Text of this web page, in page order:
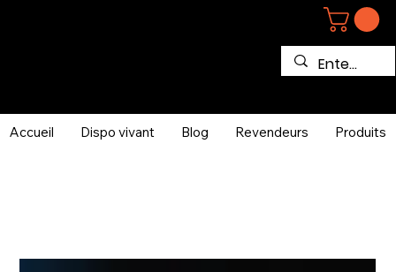
Accueil Dispo vivant Blog Revendeurs Produits